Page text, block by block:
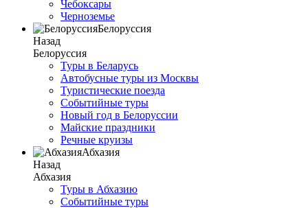
Чебоксары
Черноземье
Белоруссия
Назад
Белоруссия
Туры в Беларусь
Автобусные туры из Москвы
Туристические поезда
Событийные туры
Новый год в Белоруссии
Майские праздники
Речные круизы
Абхазия
Назад
Абхазия
Туры в Абхазию
Событийные туры